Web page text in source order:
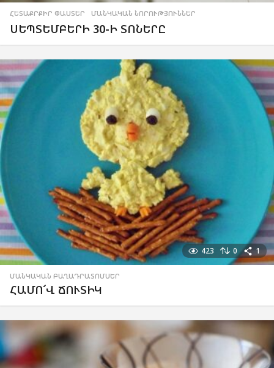
ՀԵՏԱՔՐՔԻՐ ՓԱՍՏԵՐ ,ՄԱՆԿԱԿԱՆ ՆՈՐՈՒԹՅՈՒՆՆԵՐ
ՍԵՊՏԵՄԲԵՐԻ 30-Ի ՏՈՆԵՐԸ
423 0 1
ՄԱՆԿԱԿԱՆ ԲԱՂԱԴՐԱՏՈՄՍԵՐ
ՀԱՄՈ՜Վ ՃՈՒՏԻԿ